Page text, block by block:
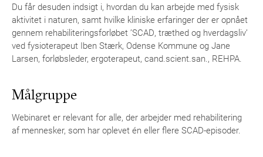
Du får desuden indsigt i, hvordan du kan arbejde med fysisk
aktivitet i naturen, samt hvilke kliniske erfaringer der er opnået
gennem rehabiliteringsforløbet ’SCAD, træthed og hverdagsliv’
ved fysioterapeut Iben Stærk, Odense Kommune og Jane
Larsen, forløbsleder, ergoterapeut, cand.scient.san., REHPA.
Målgruppe
Webinaret er relevant for alle, der arbejder med rehabilitering
af mennesker, som har oplevet én eller flere SCAD-episoder.